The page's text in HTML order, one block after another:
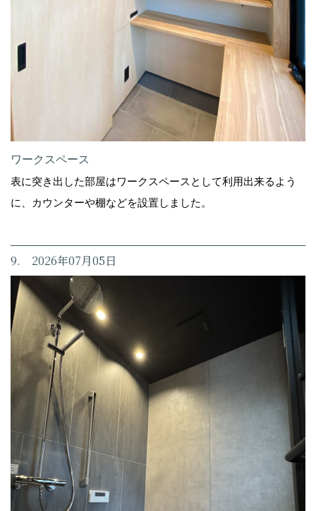
ワークスペース
表に突き出した部屋はワークスペースとして利用出来るよう
に、カウンターや棚などを設置しました。
9. 2026年07月05日